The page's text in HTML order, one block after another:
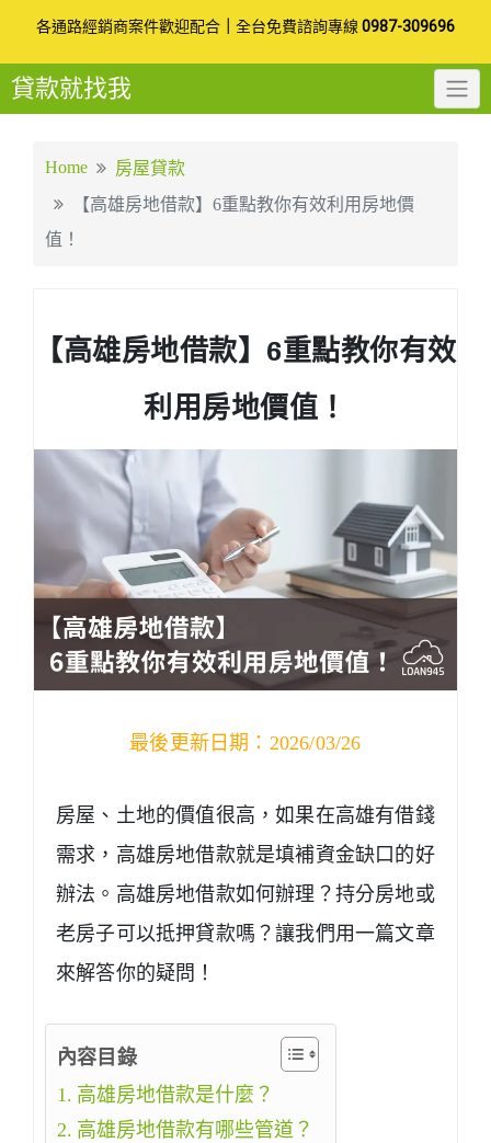
to
content
各通路經銷商案件歡迎配合 全台免費諮詢專線 0987-309696
貸款就找我
Home
房屋貸款
【高雄房地借款】6重點教你有效利用房地價
值！
【高雄房地借款】6重點教你有效
利用房地價值！
最後更新日期：2026/03/26
房屋、土地的價值很高，如果在高雄有借錢
需求，高雄房地借款就是填補資金缺口的好
辦法。高雄房地借款如何辦理？持分房地或
老房子可以抵押貸款嗎？讓我們用一篇文章
來解答你的疑問！
內容目錄
高雄房地借款是什麼？
高雄房地借款有哪些管道？